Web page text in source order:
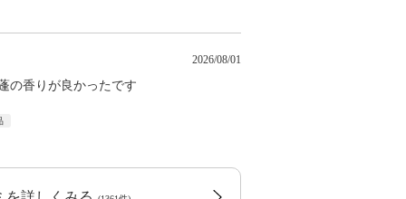
2026/08/01
の香りが良かったです